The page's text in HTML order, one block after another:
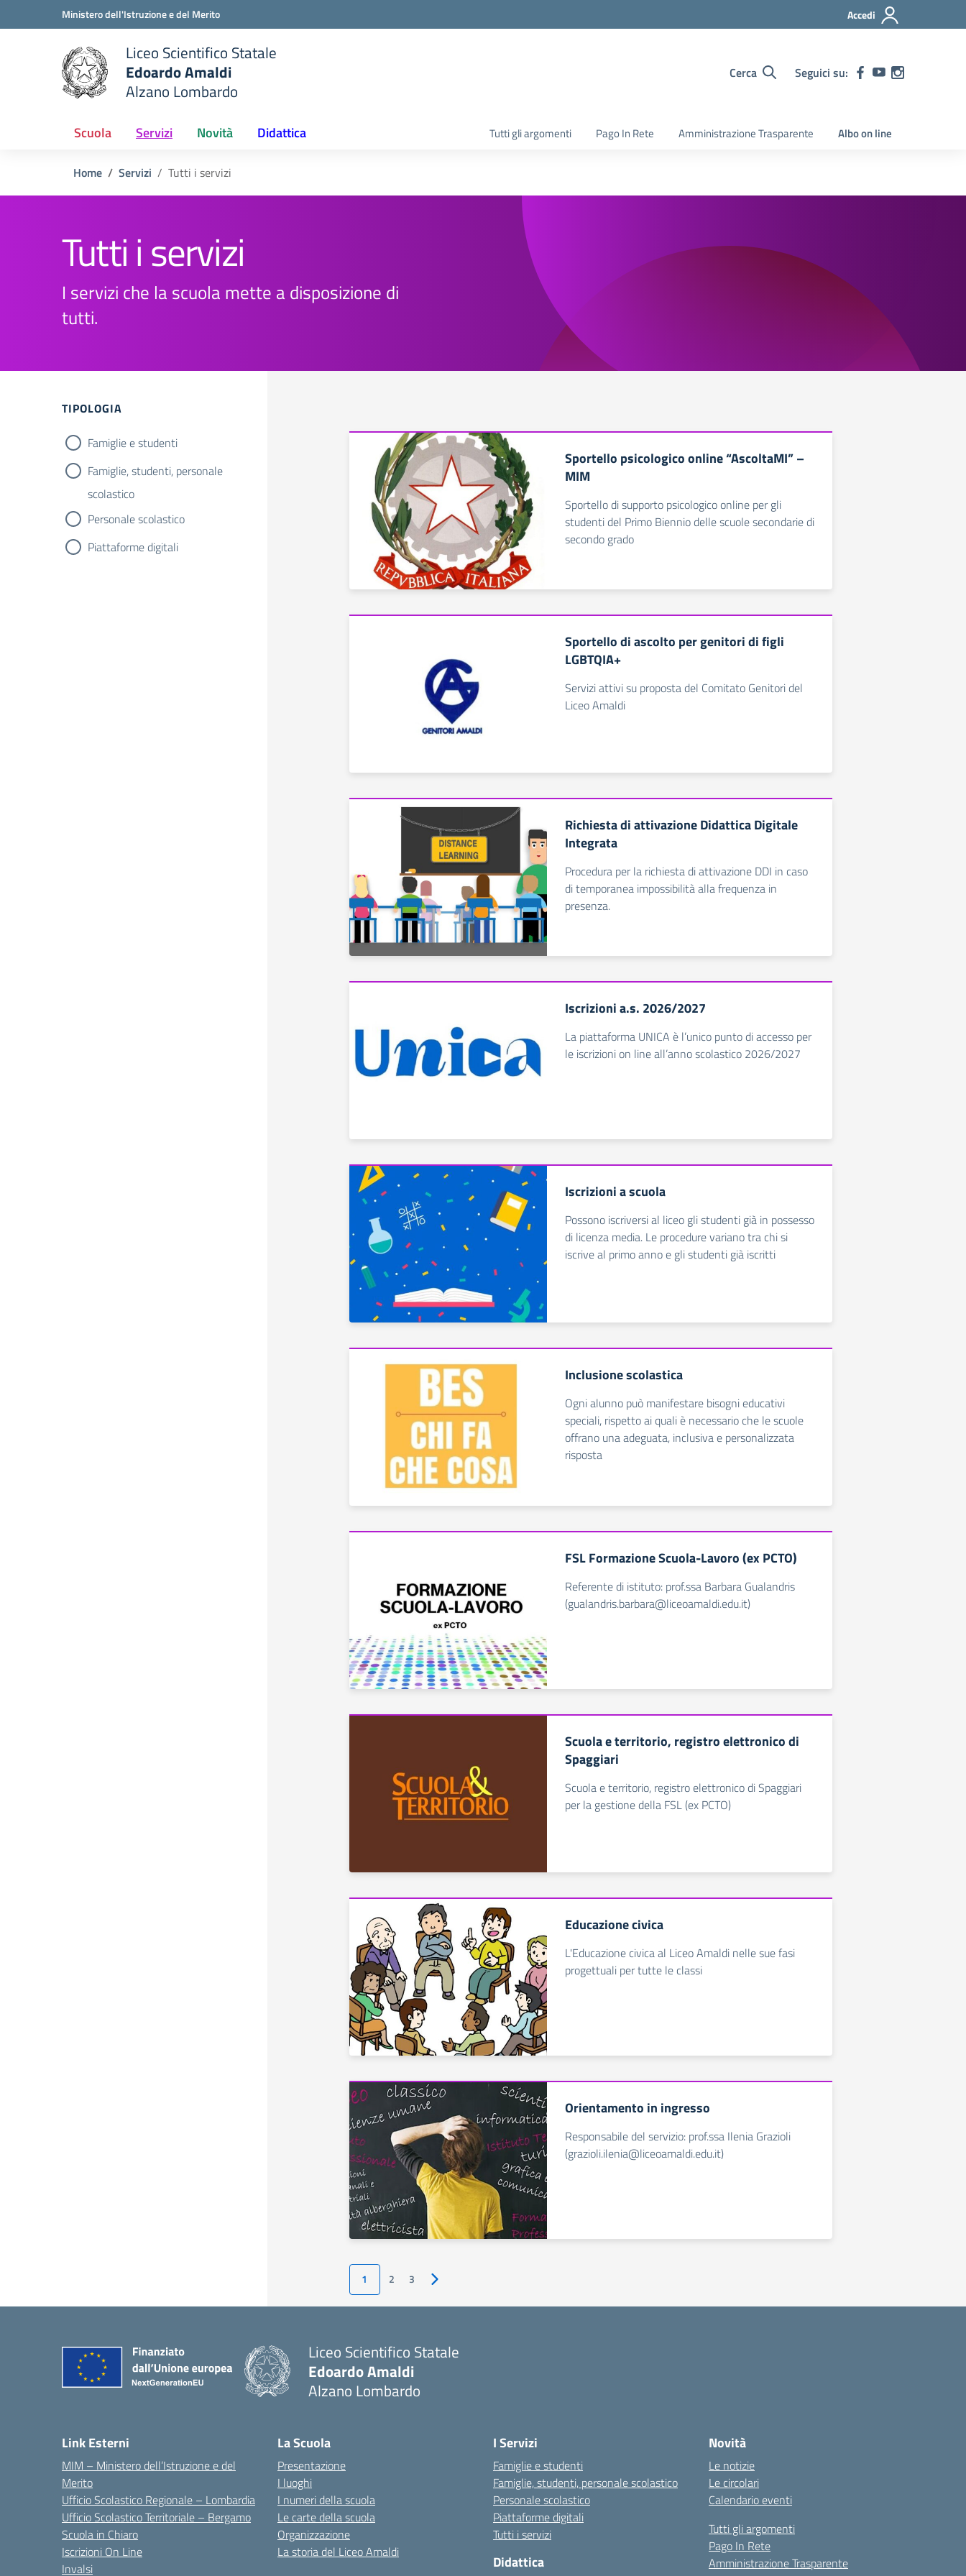
Vai ai contenuti
Vai al menu di navigazioneMinistero dell'Istruzione e del Merito Accedi
scuola
Liceo Scientifico Statale
Edoardo Amaldi
Alzano Lombardo
Cerca Seguici su:
Scuola Servizi Novità Didattica Tutti gli argomenti Pago In Rete Amministrazione Trasparente Albo on line
Home Servizi Tutti i servizi
Tutti i servizi
I servizi che la scuola mette a disposizione di
tutti.
Filtri
TIPOLOGIA
Famiglie e studenti
Famiglie, studenti, personale
scolastico
Personale scolastico
Piattaforme digitali
Sportello psicologico online “AscoltaMI” –
MIM
Sportello di supporto psicologico online per gli
studenti del Primo Biennio delle scuole secondarie di
secondo grado
Sportello di ascolto per genitori di figli
LGBTQIA+
Servizi attivi su proposta del Comitato Genitori del
Liceo Amaldi
Richiesta di attivazione Didattica Digitale
Integrata
Procedura per la richiesta di attivazione DDI in caso
di temporanea impossibilità alla frequenza in
presenza.
Iscrizioni a.s. 2026/2027
La piattaforma UNICA è l’unico punto di accesso per
le iscrizioni on line all’anno scolastico 2026/2027
Iscrizioni a scuola
Possono iscriversi al liceo gli studenti già in possesso
di licenza media. Le procedure variano tra chi si
iscrive al primo anno e gli studenti già iscritti
Inclusione scolastica
Ogni alunno può manifestare bisogni educativi
speciali, rispetto ai quali è necessario che le scuole
offrano una adeguata, inclusiva e personalizzata
risposta
FSL Formazione Scuola-Lavoro (ex PCTO)
Referente di istituto: prof.ssa Barbara Gualandris
(gualandris.barbara@liceoamaldi.edu.it)
Scuola e territorio, registro elettronico di
Spaggiari
Scuola e territorio, registro elettronico di Spaggiari
per la gestione della FSL (ex PCTO)
Educazione civica
L'Educazione civica al Liceo Amaldi nelle sue fasi
progettuali per tutte le classi
Orientamento in ingresso
Responsabile del servizio: prof.ssa Ilenia Grazioli
(grazioli.ilenia@liceoamaldi.edu.it)
1 2 3 Pagina successiva
Liceo Scientifico Statale
Edoardo Amaldi
Alzano Lombardo
Link Esterni
MIM – Ministero dell’Istruzione e del
Merito
Ufficio Scolastico Regionale – Lombardia
Ufficio Scolastico Territoriale – Bergamo
Scuola in Chiaro
Iscrizioni On Line
Invalsi
La Scuola
Presentazione
I luoghi
I numeri della scuola
Le carte della scuola
Organizzazione
La storia del Liceo Amaldi
I Servizi
Famiglie e studenti
Famiglie, studenti, personale scolastico
Personale scolastico
Piattaforme digitali
Tutti i servizi
Didattica
Novità
Le notizie
Le circolari
Calendario eventi
Tutti gli argomenti
Pago In Rete
Amministrazione Trasparente